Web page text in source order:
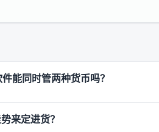
能同时管两种货币吗？
来定进货？